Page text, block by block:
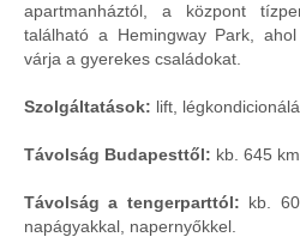
apartmanháztól, a központ
található a Hemingway Park,
várja a gyerekes családokat.
Szolgáltatások: lift,
Távolság Budapesttől: kb. 645 km
Távolság a tengerparttól: kb.
napágyakkal, napernyőkkel.